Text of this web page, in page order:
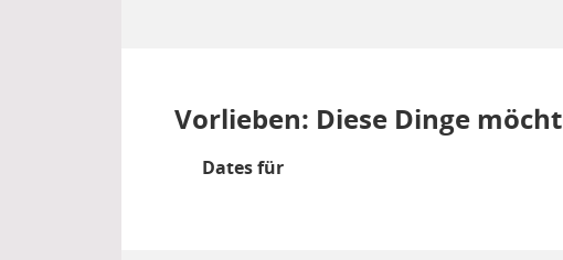
Vorlieben: Diese Dinge
Dates für